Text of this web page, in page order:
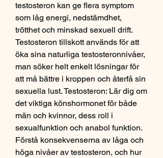
testosteron kan ge flera symptom
som låg energi, nedstämdhet,
trötthet och minskad sexuell drift.
Testosteron tillskott används för att
öka sina naturliga testosteronnivåer,
man söker helt enkelt lösningar för
att må bättre i kroppen och återfå sin
sexuella lust. Testosteron: Lär dig om
det viktiga könshormonet för både
män och kvinnor, dess roll i
sexualfunktion och anabol funktion.
Förstå konsekvenserna av låga och
höga nivåer av testosteron, och hur